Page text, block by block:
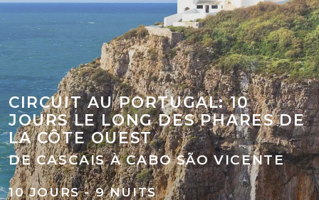
CIRCUIT AU PORTUGAL: 10
JOURS LE LONG DES PHARES DE
LA CÔTE OUEST
DE CASCAIS À CABO SÃO VICENTE
10 JOURS - 9 NUITS